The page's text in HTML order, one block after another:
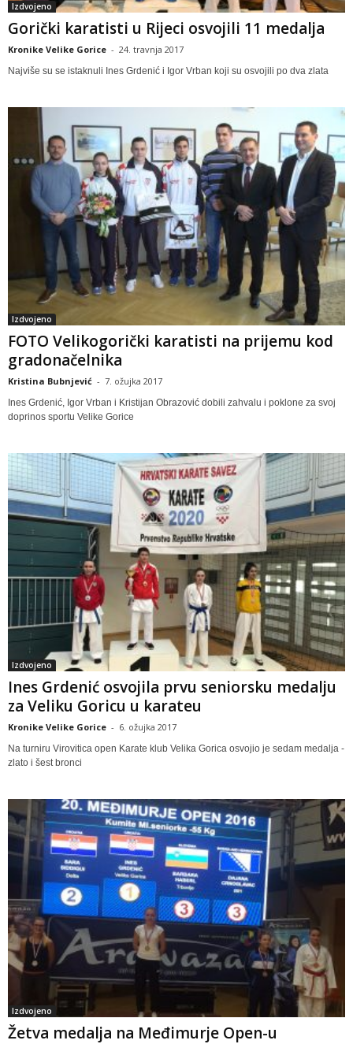
Izdvojeno
Gorički karatisti u Rijeci osvojili 11 medalja
Kronike Velike Gorice - 24. travnja 2017
Najviše su se istaknuli Ines Grdenić i Igor Vrban koji su osvojili po dva zlata
Izdvojeno
FOTO Velikogorički karatisti na prijemu kod
gradonačelnika
Kristina Bubnjević - 7. ožujka 2017
Ines Grdenić, Igor Vrban i Kristijan Obrazović dobili zahvalu i poklone za svoj
doprinos sportu Velike Gorice
Izdvojeno
Ines Grdenić osvojila prvu seniorsku medalju
za Veliku Goricu u karateu
Kronike Velike Gorice - 6. ožujka 2017
Na turniru Virovitica open Karate klub Velika Gorica osvojio je sedam medalja -
zlato i šest bronci
Izdvojeno
Žetva medalja na Međimurje Open-u